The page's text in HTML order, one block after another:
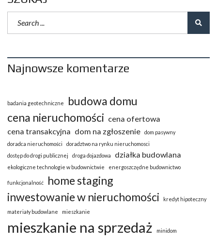
Najnowsze komentarze
badania geotechniczne
budowa domu
cena nieruchomości cena ofertowa
cena transakcyjna dom na zgłoszenie
dom pasywny
doradca nieruchomości
doradztwo na rynku nieruchomosci
dostęp do drogi publicznej
droga dojazdowa działka budowlana
ekologiczne technologie w budownictwie energoszczędne budownictwo
funkcjonalność
home staging
inwestowanie w nieruchomości
kredyt hipoteczny
materiały budowlane
mieszkanie
mieszkanie na sprzedaż minidom